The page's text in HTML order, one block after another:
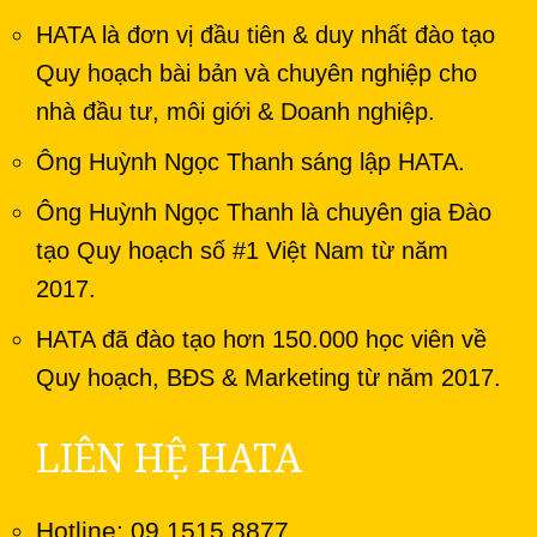
HATA là đơn vị đầu tiên & duy nhất đào tạo
Quy hoạch bài bản và chuyên nghiệp cho
nhà đầu tư, môi giới & Doanh nghiệp.
Ông Huỳnh Ngọc Thanh sáng lập HATA.
Ông Huỳnh Ngọc Thanh là chuyên gia Đào
tạo Quy hoạch số #1 Việt Nam từ năm
2017.
HATA đã đào tạo hơn 150.000 học viên về
Quy hoạch, BĐS & Marketing từ năm 2017.
LIÊN HỆ HATA
Hotline: 09.1515.8877